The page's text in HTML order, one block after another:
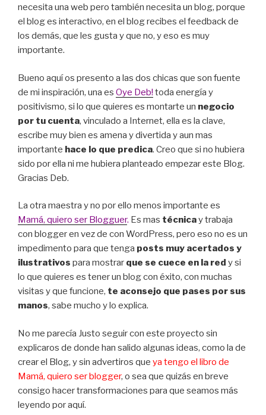
necesita una web pero también necesita un blog, porque
el blog es interactivo, en el blog recibes el feedback de
los demás, que les gusta y que no, y eso es muy
importante.
Bueno aquí os presento a las dos chicas que son fuente
de mi inspiración, una es Oye Deb! toda energía y
positivismo, si lo que quieres es montarte un negocio
por tu cuenta, vinculado a Internet, ella es la clave,
escribe muy bien es amena y divertida y aun mas
importante hace lo que predica. Creo que si no hubiera
sido por ella ni me hubiera planteado empezar este Blog.
Gracias Deb.
La otra maestra y no por ello menos importante es
Mamá, quiero ser Blogguer. Es mas técnicay trabaja
con blogger en vez de con WordPress, pero eso no es un
impedimento para que tenga posts muy acertados y
ilustrativos para mostrar que se cuece en la red y si
lo que quieres es tener un blog con éxito, con muchas
visitas y que funcione, te aconsejo que pases por sus
manos, sabe mucho y lo explica.
No me parecía Justo seguir con este proyecto sin
explicaros de donde han salido algunas ideas, como la de
crear el Blog, y sin advertiros que ya tengo el libro de
Mamá, quiero ser blogger, o sea que quizás en breve
consigo hacer transformaciones para que seamos más
leyendo por aquí.